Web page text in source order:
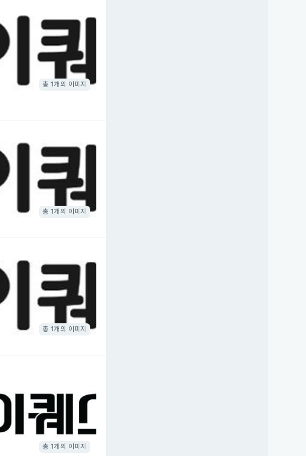
총 1개의 이미지
총 1개의 이미지
총 1개의 이미지
총 1개의 이미지